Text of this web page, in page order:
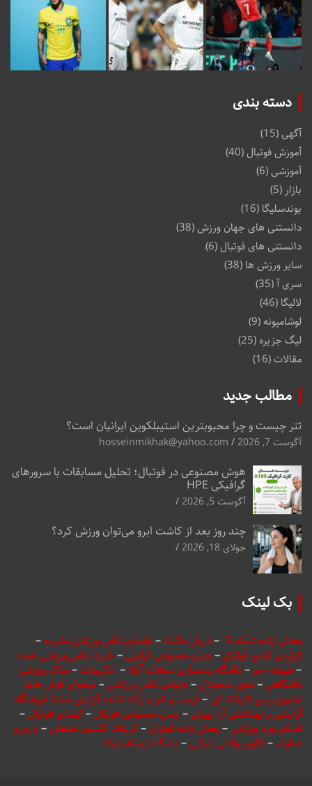
دسته بندی
آگهی(15)
آموزش فوتبال (40)
آموزشی(6)
بازار (5)
بوندسلیگا (16)
دانستنی های جهان ورزش(38)
دانستنی های فوتبال (6)
سایر ورزش ها (38)
سری آ(35)
لالیگا (46)
لوشامپونه(9)
لیگ جزیره (25)
مقالات(16)
مطالب جدید
تتر چیست و چرا محبوبترین استیبلکوین ایرانیان است؟
آگوست 7, 2026 hosseinmikhak@yahoo.com
هوش مصنوعی در فوتبال؛ تحلیل مسابقات با سرورهای
گرافیکی HPE
آگوست 5, 2026
چند روز بعد از کاشت ابرو می‌توان ورزش کرد؟
جولای 18, 2026
بک لینک
پخش زنده شبکه 3 –دریل مگنت–تولیدی لباس ورزشی منیریه–
تولیدی لباس فوتبال –چمن مصنوعی تزئینی –خرید لباس ورزشی عمده
–شیشه خم–باشگاه بدنسازی سعادت آباد – انکربولت–ساک ورزشی
باشگاهی –منوی دیجیتال –تولیدی لباس ورزشی –میخوای فرش هاتو
بشوری پس کلیلک کن –قیمت و خرید پاک کننده آرایش سنتلا فروشگاه
آرایشی و بهداشتی آرا بیوتی –چمن مصنوعی فوتبال –کیمدی فوتبال –
اسکوربورد ورزشی –پخش زنده فوتبال –کربنات کلسیم صنعتی –باربری
دماوند–فالوور واقعی ایرانی –باشگاه ژیمناستیک